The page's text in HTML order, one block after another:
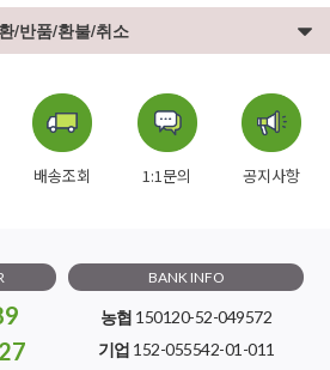
/반품/환불/취소
배송조회 1:1문의 공지사항
BANK INFO
농협 150120-52-049572
기업 152-055542-01-011